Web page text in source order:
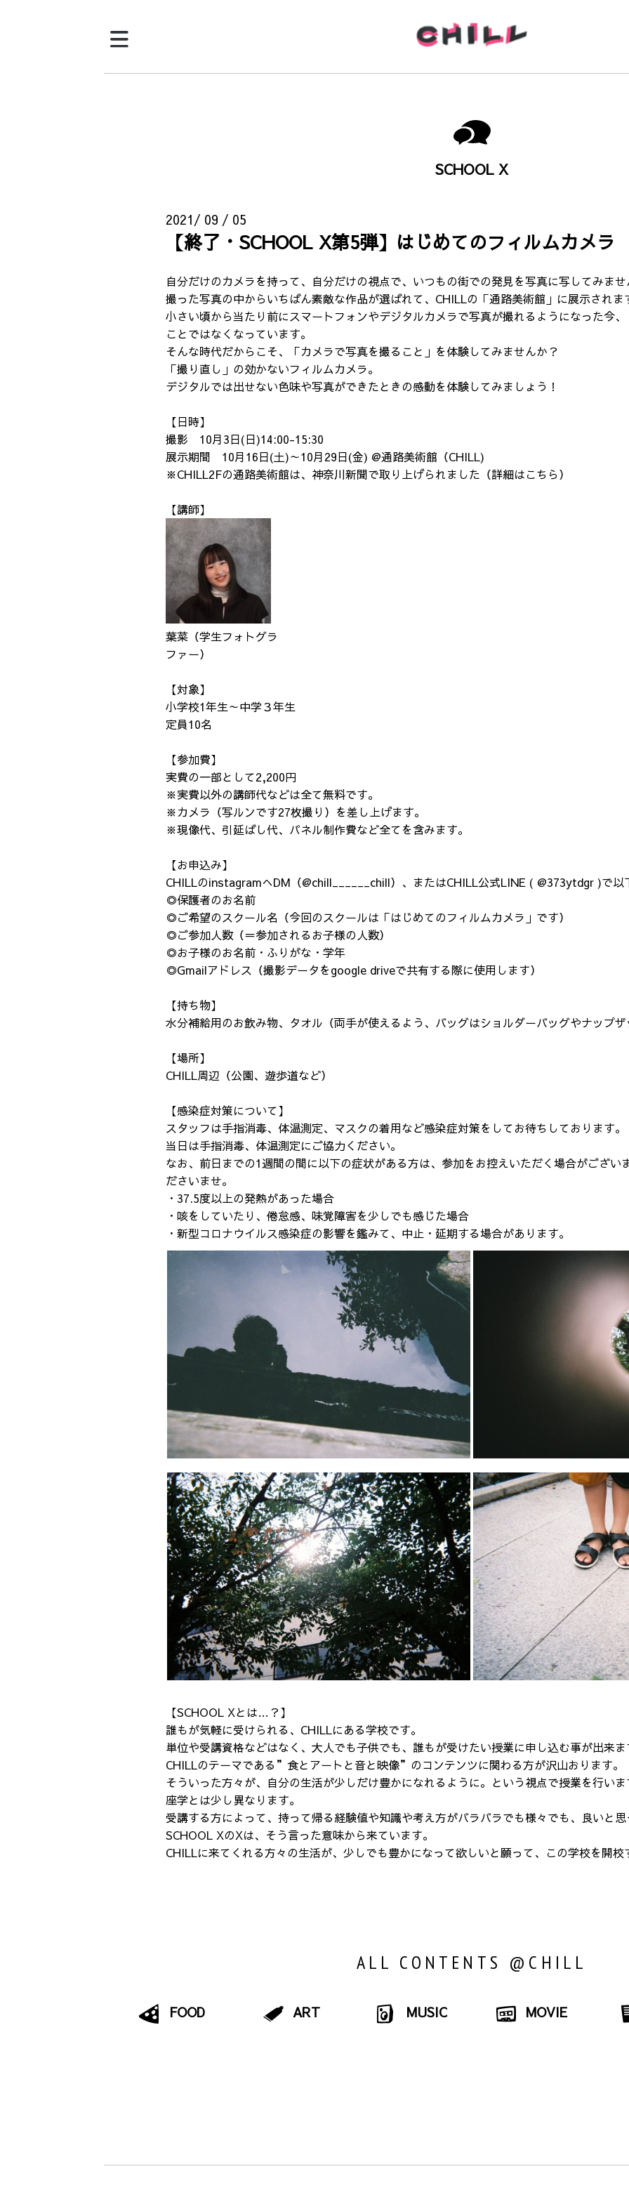
SCHOOL X
2021/ 09 / 05
【終了・SCHOOL X第5弾】はじめてのフィルムカメラ
自分だけのカメラを持って、自分だけの視点で、いつもの街での発見を写真に写してみませ
撮った写真の中からいちばん素敵な作品が選ばれて、CHILLの「通路美術館」に展示されま
小さい頃から当たり前にスマートフォンやデジタルカメラで写真が撮れるようになった今
ことではなくなっています。
そんな時代だからこそ、「カメラで写真を撮ること」を体験してみませんか？
「撮り直し」の効かないフィルムカメラ。
デジタルでは出せない色味や写真ができたときの感動を体験してみましょう！
【日時】
撮影 10月3日(日)14:00-15:30
展示期間 10月16日(土)～10月29日(金) @通路美術館（CHILL)
※CHILL2Fの通路美術館は、神奈川新聞で取り上げられました（詳細はこちら）
【講師】
葉菜（学生フォトグラ
ファー）
【対象】
小学校1年生～中学３年生
定員10名
【参加費】
実費の一部として2,200円
※実費以外の講師代などは全て無料です。
※カメラ（写ルンです27枚撮り）を差し上げます。
※現像代、引延ばし代、パネル制作費など全てを含みます。
【お申込み】
CHILLのinstagramへDM（@chill______chill）、またはCHILL公式LINE ( @373ytdgr )で以
◎保護者のお名前
◎ご希望のスクール名（今回のスクールは「はじめてのフィルムカメラ」です）
◎ご参加人数（＝参加されるお子様の人数）
◎お子様のお名前・ふりがな・学年
◎Gmailアドレス（撮影データをgoogle driveで共有する際に使用します）
【持ち物】
水分補給用のお飲み物、タオル（両手が使えるよう、バッグはショルダーバッグやナップザ
【場所】
CHILL周辺（公園、遊歩道など）
【感染症対策について】
スタッフは手指消毒、体温測定、マスクの着用など感染症対策をしてお待ちしております。
当日は手指消毒、体温測定にご協力ください。
なお、前日までの1週間の間に以下の症状がある方は、参加をお控えいただく場合がござい
ださいませ。
・37.5度以上の発熱があった場合
・咳をしていたり、倦怠感、味覚障害を少しでも感じた場合
・新型コロナウイルス感染症の影響を鑑みて、中止・延期する場合があります。
【SCHOOL Xとは…？】
誰もが気軽に受けられる、CHILLにある学校です。
単位や受講資格などはなく、大人でも子供でも、誰もが受けたい授業に申し込む事が出来ま
CHILLのテーマである”食とアートと音と映像”のコンテンツに関わる方が沢山おります。
そういった方々が、自分の生活が少しだけ豊かになれるように。という視点で授業を行い
座学とは少し異なります。
受講する方によって、持って帰る経験値や知識や考え方がバラバラでも様々でも、良いと思
SCHOOL XのXは、そう言った意味から来ています。
CHILLに来てくれる方々の生活が、少しでも豊かになって欲しいと願って、この学校を開校
ALL CONTENTS @CHILL
FOOD ART MUSIC MOVIE